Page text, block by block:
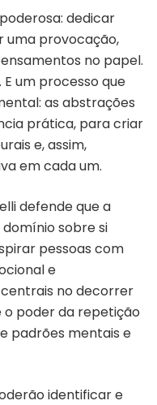
dedicar
uma provocação,
no papel.
um processo que
as abstrações
prática, para criar
e, assim,
em cada um.
defende que a
sobre si
pessoas com
e
no decorrer
o poder da repetição
padrões mentais e
identificar e